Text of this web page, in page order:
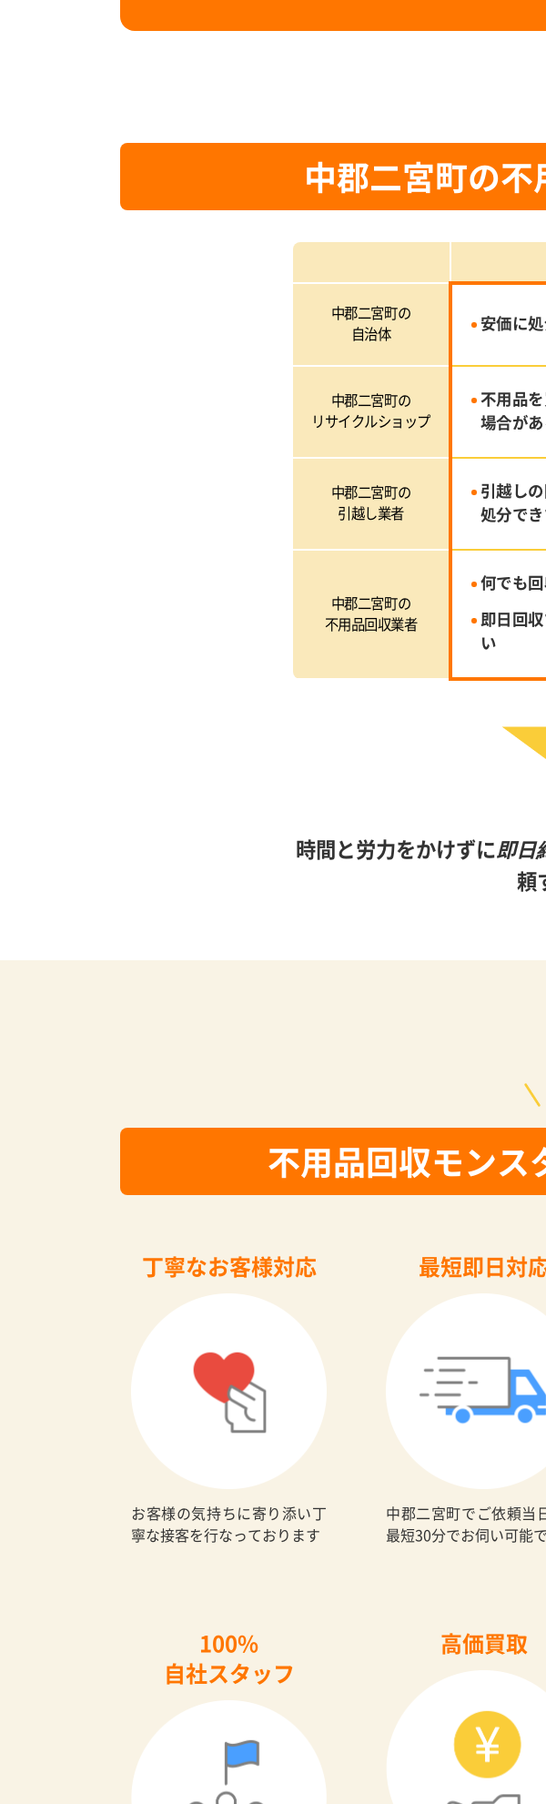
中郡二宮町の不
中郡二宮町の
自治体
安価に
中郡二宮町の
リサイクルショップ
不用品
場合が
中郡二宮町の
引越し業者
引越し
処分で
中郡二宮町の
不用品回収業者
何でも
即日回
い
時間と労力をかけずに即日
頼
不用品回収モンス
丁寧なお客様対応
お客様の気持ちに寄り添い丁
寧な接客を行なっております
最短即日対
中郡二宮町でご依頼当
最短30分でお伺い可能で
100%
自社スタッフ
高価買取